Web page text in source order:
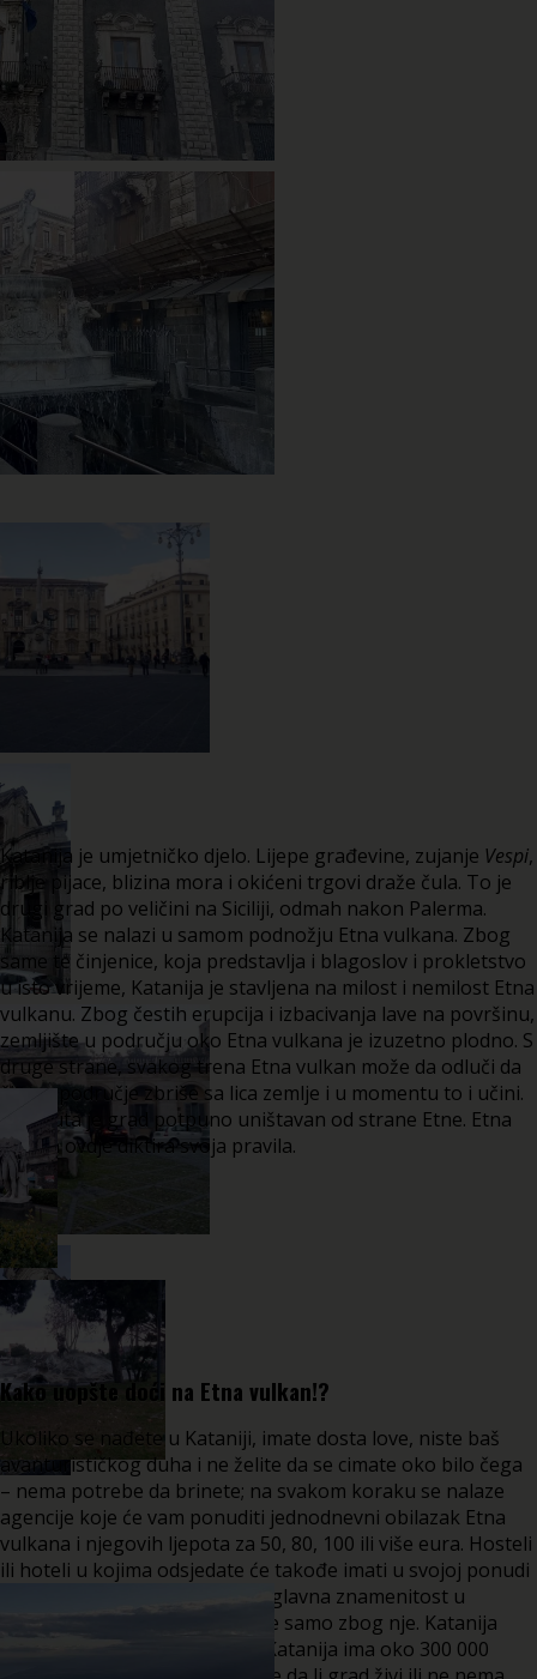
Katanija je umjetničko djelo. Lijepe građevine, zujanje Vespi,
riblje pijace, blizina mora i okićeni trgovi draže čula. To je
drugi grad po veličini na Siciliji, odmah nakon Palerma.
Katanija se nalazi u samom podnožju Etna vulkana. Zbog
same te činjenice, koja predstavlja i blagoslov i prokletstvo
u isto vrijeme, Katanija je stavljena na milost i nemilost Etna
vulkanu. Zbog čestih erupcija i izbacivanja lave na površinu,
zemljište u području oko Etna vulkana je izuzetno plodno. S
druge strane, svakog trena Etna vulkan može da odluči da
čitavo područje zbriše sa lica zemlje i u momentu to i učini.
Dva puta je grad potpuno uništavan od strane Etne. Etna
vulkan ovdje diktira svoja pravila.
Kako uopšte doći na Etna vulkan!?
Ukoliko se nađete u Kataniji, imate dosta love, niste baš
avanturističkog duha i ne želite da se cimate oko bilo čega
– nema potrebe da brinete; na svakom koraku se nalaze
agencije koje će vam ponuditi jednodnevni obilazak Etna
vulkana i njegovih ljepota za 50, 80, 100 ili više eura. Hosteli
ili hoteli u kojima odsjedate će takođe imati u svojoj ponudi
slične obilaske. Etna vulkan je glavna znamenitost u
Kataniji, manje – više svi dolaze samo zbog nje. Katanija
postoji zahvaljujući Etni. Iako Katanija ima oko 300 000